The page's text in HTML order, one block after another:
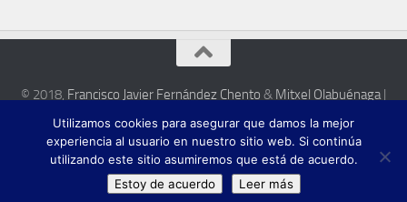
© 2018, Francisco Javier Fernández Chento & Mitxel Olabuénaga|
Esta web es una iniciativa privada de sus autores y no está relacionada con
institución pública o privada alguna.
Utilizamos cookies para asegurar que damos la mejor
experiencia al usuario en nuestro sitio web. Si continúa
utilizando este sitio asumiremos que está de acuerdo.
Estoy de acuerdo
Leer más